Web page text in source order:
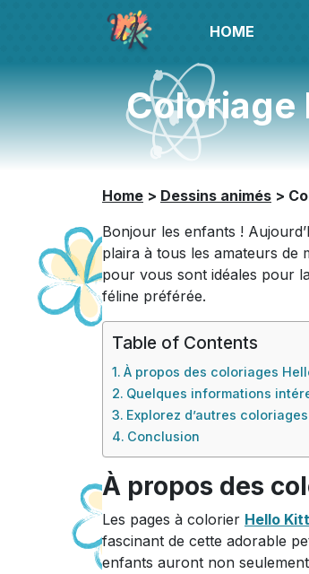
HOME
Coloriage
Home > Dessins animés >
Bonjour les enfants !
plaira à tous les amateurs de
pour vous sont idéales pour
féline préférée.
Table of Contents
À propos des coloriages
Quelques informations
Explorez d’autres
Conclusion
À propos des
Les pages à colorier Hello
fascinant de cette adorable
enfants auront non